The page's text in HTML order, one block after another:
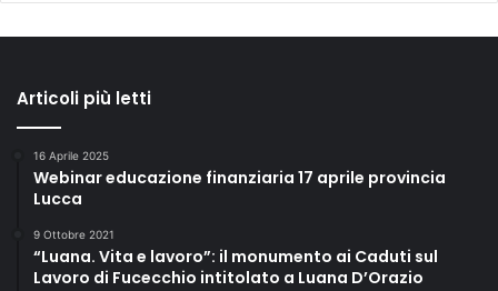
Articoli più letti
16 Aprile 2025
Webinar educazione finanziaria 17 aprile provincia
Lucca
9 Ottobre 2021
“Luana. Vita e lavoro”: il monumento ai Caduti sul
Lavoro di Fucecchio intitolato a Luana D’Orazio